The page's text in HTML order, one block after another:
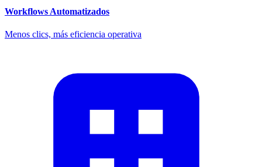
Workflows Automatizados
Menos clics, más eficiencia operativa